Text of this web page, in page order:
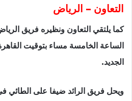
التعاون – الرياض
كما يلتقي التعاون ونظيره فريق
الساعة الخامسة مساء بتوقيت
الجديد.
ويحل فريق الرائد ضيفا على الطائي